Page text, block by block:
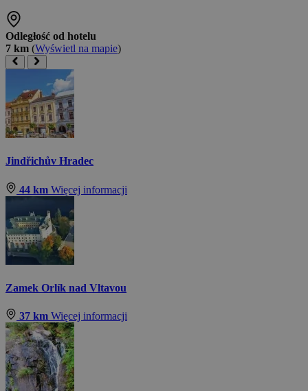
Odległość od hotelu
7 km (Wyświetl na mapie)
Jindřichův Hradec
44 km Więcej informacji
Zamek Orlík nad Vltavou
37 km Więcej informacji